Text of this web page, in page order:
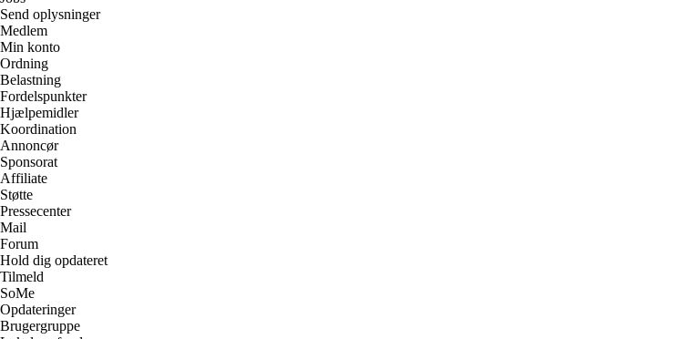
Send oplysninger
Medlem
Min konto
Ordning
Belastning
Fordelspunkter
Hjælpemidler
Koordination
Annoncør
Sponsorat
Affiliate
Støtte
Pressecenter
Mail
Forum
Hold dig opdateret
Tilmeld
SoMe
Opdateringer
Brugergruppe